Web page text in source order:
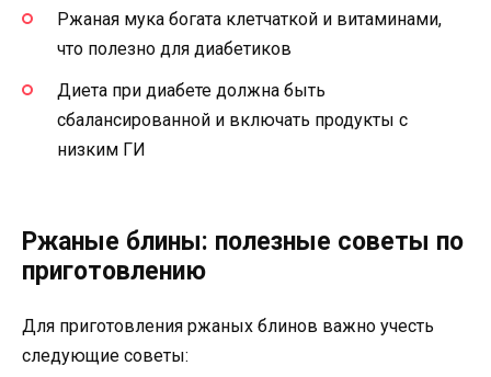
Ржаная мука богата клетчаткой и витаминами,
что полезно для диабетиков
Диета при диабете должна быть
сбалансированной и включать продукты с
низким ГИ
Ржаные блины: полезные советы по
приготовлению
Для приготовления ржаных блинов важно учесть
следующие советы: